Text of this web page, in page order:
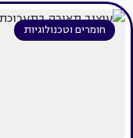
חומרים וטכנולוגיות